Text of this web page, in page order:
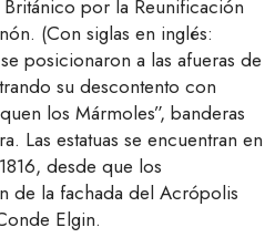
por la Reunificación
(Con siglas en inglés:
posicionaron a las afueras de
su descontento con
los Mármoles”, banderas
Las estatuas se encuentran en
desde que los
de la fachada del Acrópolis
Elgin.